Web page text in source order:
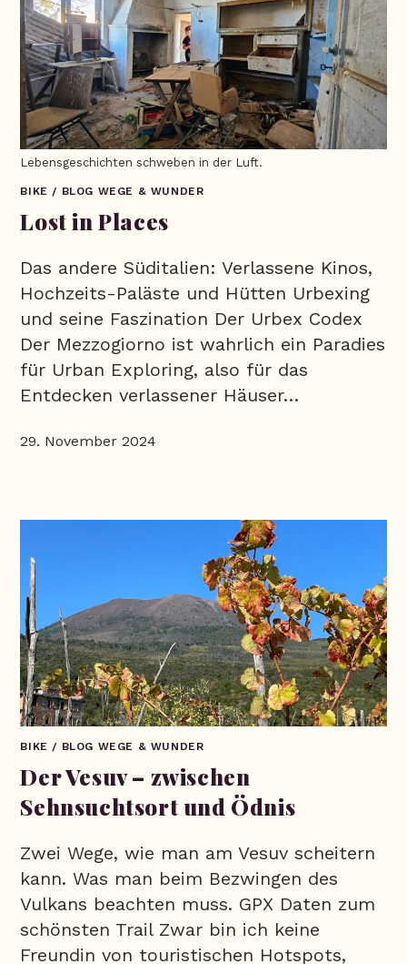
Lebensgeschichten schweben in der Luft.
BIKE / BLOG WEGE & WUNDER
Lost in Places
Das andere Süditalien: Verlassene Kinos,
Hochzeits-Paläste und Hütten Urbexing
und seine Faszination Der Urbex Codex
Der Mezzogiorno ist wahrlich ein Paradies
für Urban Exploring, also für das
Entdecken verlassener Häuser…
29. November 2024
BIKE / BLOG WEGE & WUNDER
Der Vesuv – zwischen
Sehnsuchtsort und Ödnis
Zwei Wege, wie man am Vesuv scheitern
kann. Was man beim Bezwingen des
Vulkans beachten muss. GPX Daten zum
schönsten Trail Zwar bin ich keine
Freundin von touristischen Hotspots,